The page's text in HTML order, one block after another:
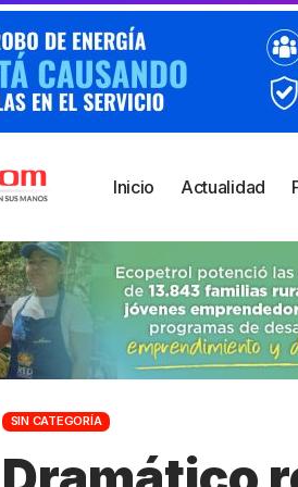
Inicio Actualidad
SIN CATEGORÍA